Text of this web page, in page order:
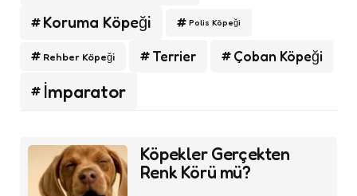
Koruma Köpeği Polis Köpeği
Rehber Köpeği Terrier Çoban Köpeği
İmparator
Post
navigation
Köpekler Gerçekten
Renk Körü mü?